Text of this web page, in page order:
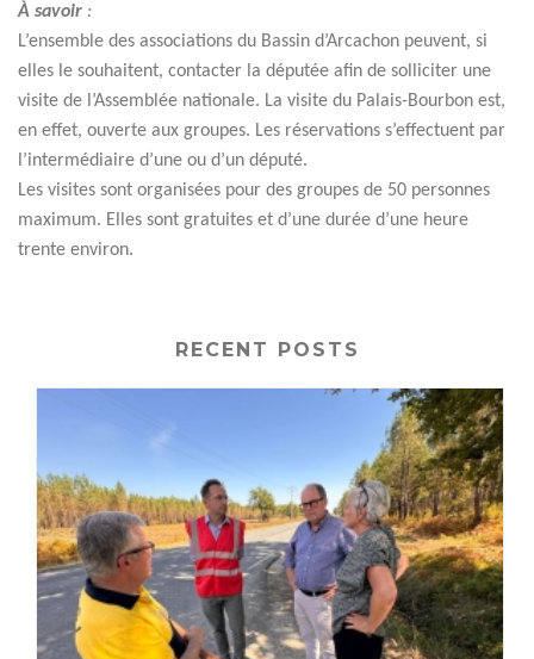
À savoir :
L’ensemble des associations du Bassin d’Arcachon peuvent, si
elles le souhaitent, contacter la députée afin de solliciter une
visite de l’Assemblée nationale. La visite du Palais-Bourbon est,
en effet, ouverte aux groupes. Les réservations s’effectuent par
l’intermédiaire d’une ou d’un député.
Les visites sont organisées pour des groupes de 50 personnes
maximum. Elles sont gratuites et d’une durée d’une heure
trente environ.
RECENT POSTS